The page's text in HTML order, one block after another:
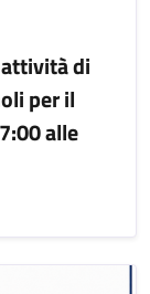
di
per il
alle